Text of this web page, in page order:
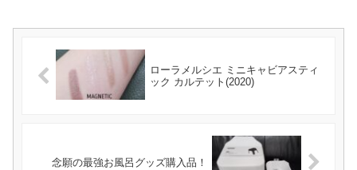
ローラメルシエ ミニキャビアスティ
ック カルテット(2020)
念願の最強お風呂グッズ購入品！